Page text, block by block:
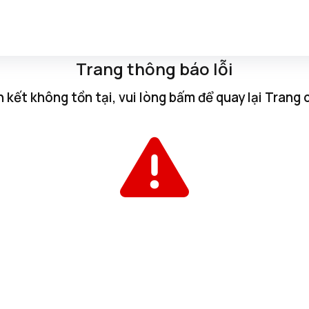
Trang thông báo lỗi
kết không tồn tại, vui lòng bấmđể quay lại Trang